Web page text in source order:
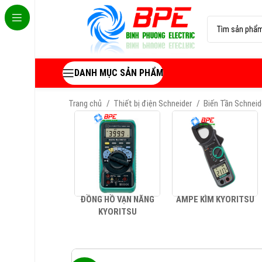
DANH MỤC SẢN PHẨM
Trang chủ Thiết bị điện Schneider Biến Tần
ĐỒNG HỒ VẠN NĂNG
KYORITSU
AMPE KÌM KYORITSU